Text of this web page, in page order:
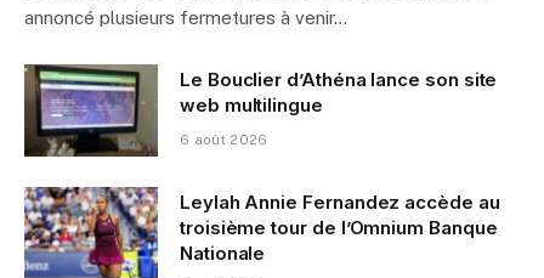
annoncé plusieurs fermetures à venir…
Le Bouclier d’Athéna lance son site
web multilingue
6 août 2026
Leylah Annie Fernandez accède au
troisième tour de l’Omnium Banque
Nationale